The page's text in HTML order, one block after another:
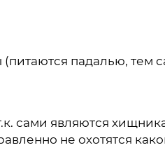
падалью, тем
сами являются
не охотятся